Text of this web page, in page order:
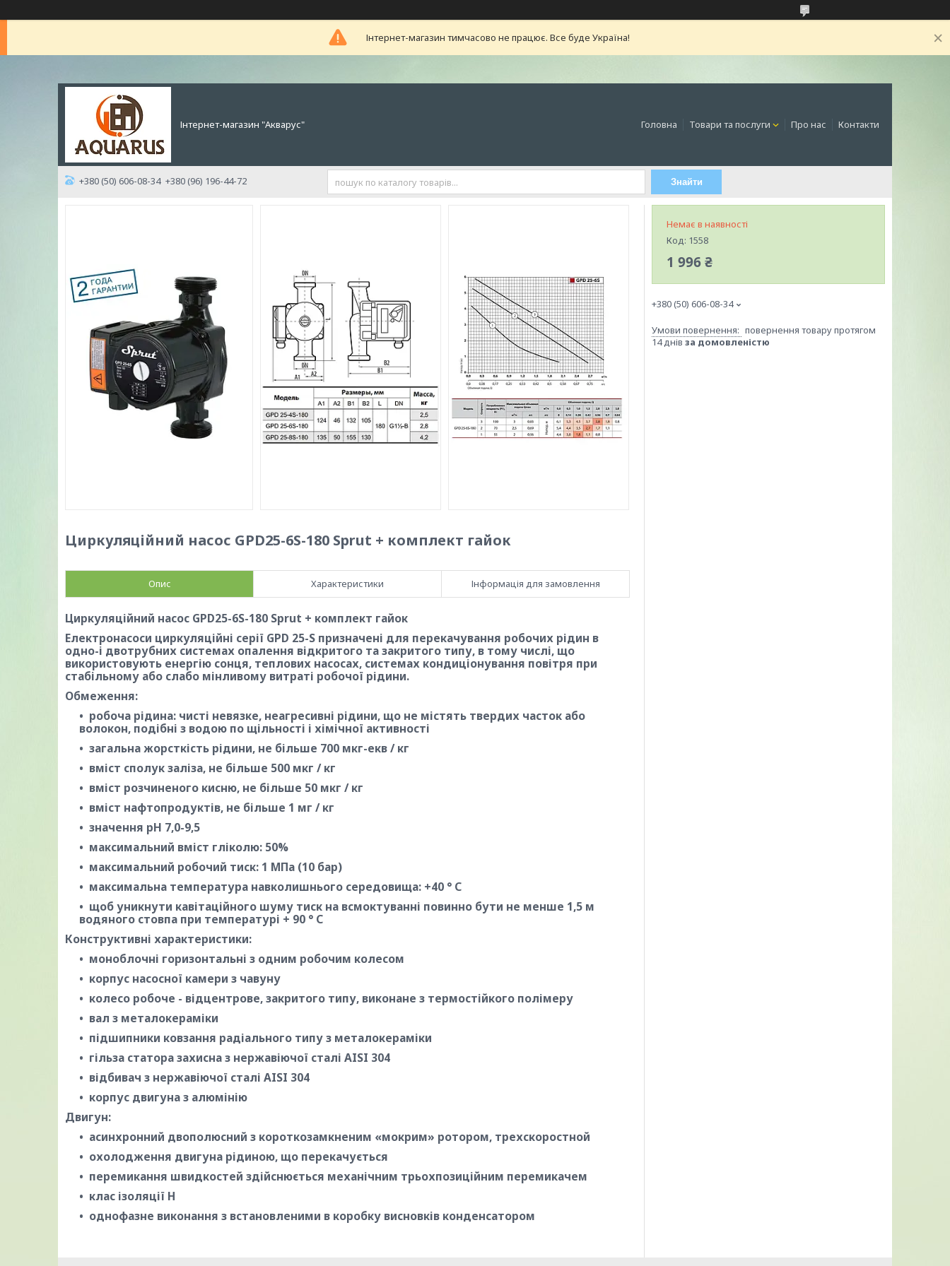
Інтернет-магазин тимчасово не працює. Все буде Україна!
Інтернет-магазин "Акварус" Головна Товари та послуги Про нас Контакти
+380 (50) 606-08-34 +380 (96) 196-44-72 Знайти
Циркуляційний насос GPD25-6S-180 Sprut + комплект гайок
Опис Характеристики Інформація для замовлення
Циркуляційний насос GPD25-6S-180 Sprut + комплект гайок
Електронасоси циркуляційні серії GPD 25-S призначені для перекачування робочих рідин в
одно-і двотрубних системах опалення відкритого та закритого типу, в тому числі, що
використовують енергію сонця, теплових насосах, системах кондиціонування повітря при
стабільному або слабо мінливому витраті робочої рідини.
Обмеження:
робоча рідина: чисті невязке, неагресивні рідини, що не містять твердих часток або
волокон, подібні з водою по щільності і хімічної активності
загальна жорсткість рідини, не більше 700 мкг-екв / кг
вміст сполук заліза, не більше 500 мкг / кг
вміст розчиненого кисню, не більше 50 мкг / кг
вміст нафтопродуктів, не більше 1 мг / кг
значення рН 7,0-9,5
максимальний вміст гліколю: 50%
максимальний робочий тиск: 1 МПа (10 бар)
максимальна температура навколишнього середовища: +40 ° С
щоб уникнути кавітаційного шуму тиск на всмоктуванні повинно бути не менше 1,5 м
водяного стовпа при температурі + 90 ° С
Конструктивні характеристики:
моноблочні горизонтальні з одним робочим колесом
корпус насосної камери з чавуну
колесо робоче - відцентрове, закритого типу, виконане з термостійкого полімеру
вал з металокераміки
підшипники ковзання радіального типу з металокераміки
гільза статора захисна з нержавіючої сталі AISI 304
відбивач з нержавіючої сталі AISI 304
корпус двигуна з алюмінію
Двигун:
асинхронний двополюсний з короткозамкненим «мокрим» ротором, трехскоростной
охолодження двигуна рідиною, що перекачується
перемикання швидкостей здійснюється механічним трьохпозиційним перемикачем
клас ізоляції H
однофазне виконання з встановленими в коробку висновків конденсатором
Немає в наявності
Код: 1558
1 996 ₴
+380 (50) 606-08-34
повернення товару протягом
14 днів за домовленістю